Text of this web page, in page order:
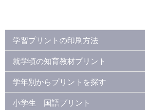
学習プリントの印刷方法
就学頃の知育教材プリント
学年別からプリントを探す
小学生 国語プリント